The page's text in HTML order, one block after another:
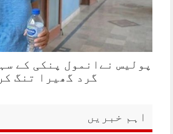
پولیس نےانمول پنکی کے
گرد گھیرا تنگ
اہم خبریں